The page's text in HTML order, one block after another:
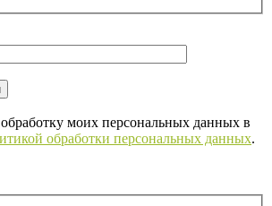
моих персональных данных в
обработки персональных данных.